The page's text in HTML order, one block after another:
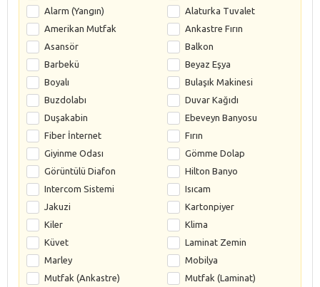
Alarm (Yangın)
Alaturka Tuvalet
Amerikan Mutfak
Ankastre Fırın
Asansör
Balkon
Barbekü
Beyaz Eşya
Boyalı
Bulaşık Makinesi
Buzdolabı
Duvar Kağıdı
Duşakabin
Ebeveyn Banyosu
Fiber İnternet
Fırın
Giyinme Odası
Gömme Dolap
Görüntülü Diafon
Hilton Banyo
Intercom Sistemi
Isıcam
Jakuzi
Kartonpiyer
Kiler
Klima
Küvet
Laminat Zemin
Marley
Mobilya
Mutfak (Ankastre)
Mutfak (Laminat)